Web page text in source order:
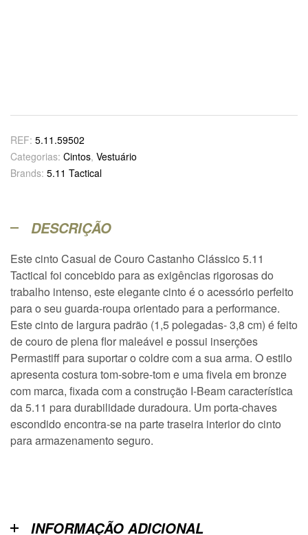
REF: 5.11.59502
Categorias: Cintos, Vestuário
Brands: 5.11 Tactical
DESCRIÇÃO
Este cinto Casual de Couro Castanho Clássico 5.11
Tactical foi concebido para as exigências rigorosas do
trabalho intenso, este elegante cinto é o acessório perfeito
para o seu guarda-roupa orientado para a performance.
Este cinto de largura padrão (1,5 polegadas- 3,8 cm) é feito
de couro de plena flor maleável e possui inserções
Permastiff para suportar o coldre com a sua arma. O estilo
apresenta costura tom-sobre-tom e uma fivela em bronze
com marca, fixada com a construção I-Beam característica
da 5.11 para durabilidade duradoura. Um porta-chaves
escondido encontra-se na parte traseira interior do cinto
para armazenamento seguro.
INFORMAÇÃO ADICIONAL